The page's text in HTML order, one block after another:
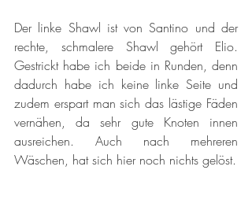
Der linke Shawl ist von Santino und der
rechte, schmalere Shawl gehört Elio.
Gestrickt habe ich beide in Runden, denn
dadurch habe ich keine linke Seite und
zudem erspart man sich das lästige Fäden
vernähen, da sehr gute Knoten innen
ausreichen. Auch nach mehreren